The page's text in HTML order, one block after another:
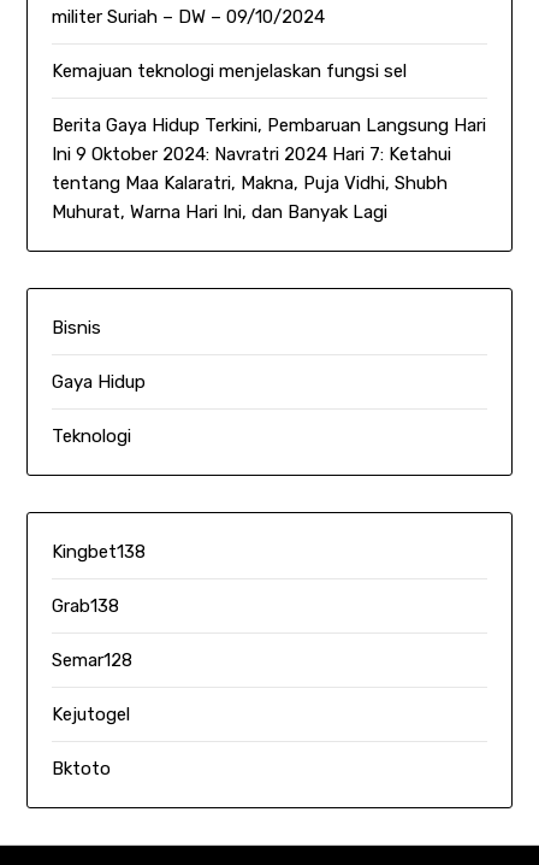
militer Suriah – DW – 09/10/2024
Kemajuan teknologi menjelaskan fungsi sel
Berita Gaya Hidup Terkini, Pembaruan Langsung Hari
Ini 9 Oktober 2024: Navratri 2024 Hari 7: Ketahui
tentang Maa Kalaratri, Makna, Puja Vidhi, Shubh
Muhurat, Warna Hari Ini, dan Banyak Lagi
Bisnis
Gaya Hidup
Teknologi
Kingbet138
Grab138
Semar128
Kejutogel
Bktoto